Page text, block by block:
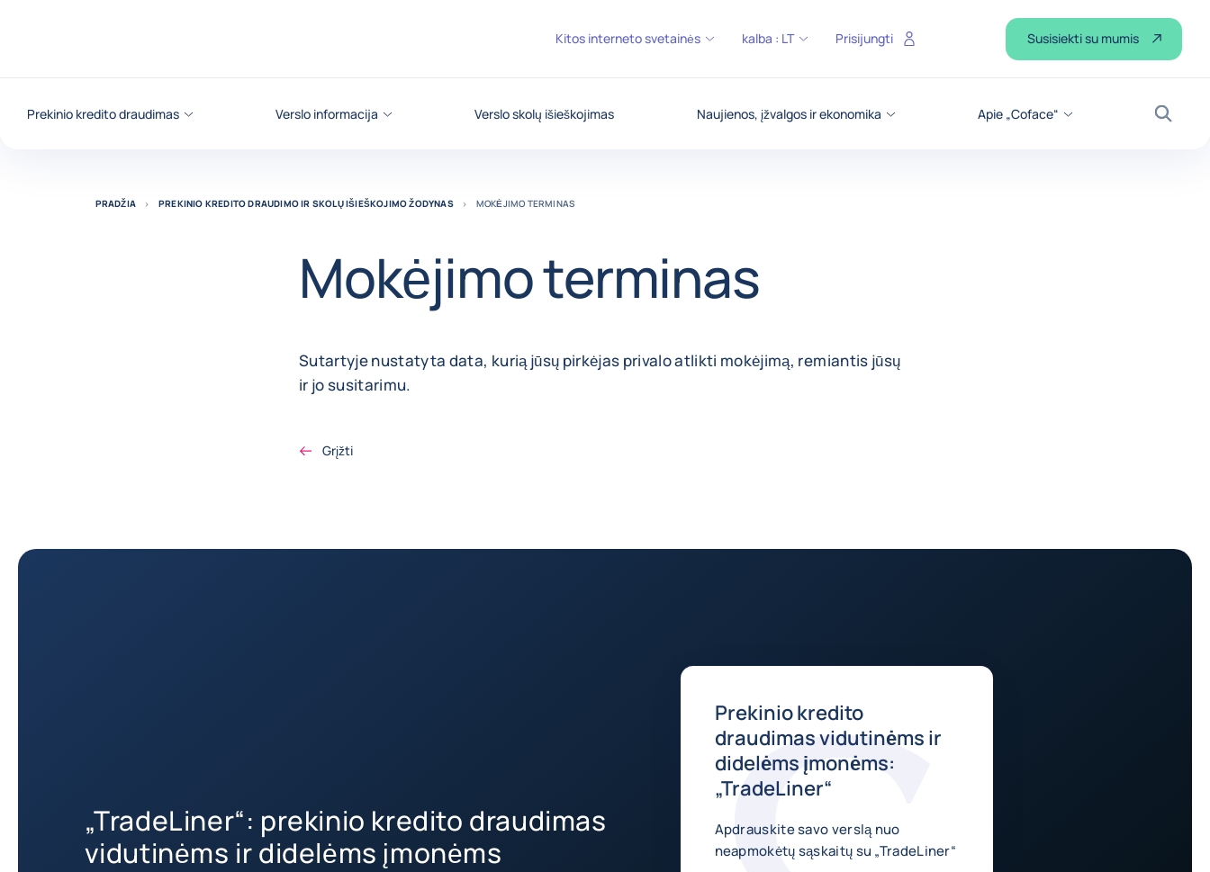
Prekinio kredito draudimas Verslo informacija Verslo skolų išieškojimas Naujienos, įžvalgos ir ekonomika Apie „Coface“
Kitos interneto svetainės kalba : LT Prisijungti Susisiekti su mumis
PRADŽIA PREKINIO KREDITO DRAUDIMO IR SKOLŲ IŠIEŠKOJIMO ŽODYNAS MOKĖJIMO TERMINAS
Mokėjimo terminas
Sutartyje nustatyta data, kurią jūsų pirkėjas privalo atlikti mokėjimą, remiantis jūsų
ir jo susitarimu.
Grįžti
„TradeLiner“: prekinio kredito draudimas
vidutinėms ir didelėms įmonėms
Prekinio kredito
draudimas vidutinėms ir
didelėms įmonėms:
„TradeLiner“
Apdrauskite savo verslą nuo
neapmokėtų sąskaitų su „TradeLiner“